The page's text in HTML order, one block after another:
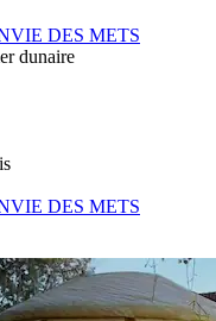
DES METS
dunaire
DES METS